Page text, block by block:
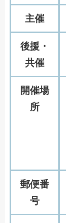
主催
後援・
共催
開催場
所
郵便番
号